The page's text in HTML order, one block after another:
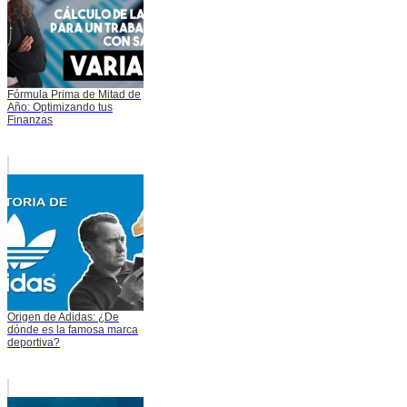
Fórmula Prima de Mitad de
Año: Optimizando tus
Finanzas
Origen de Adidas: ¿De
dónde es la famosa marca
deportiva?